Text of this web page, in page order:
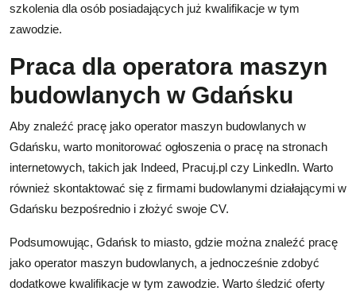
szkolenia dla osób posiadających już kwalifikacje w tym
zawodzie.
Praca dla operatora maszyn
budowlanych w Gdańsku
Aby znaleźć pracę jako operator maszyn budowlanych w
Gdańsku, warto monitorować ogłoszenia o pracę na stronach
internetowych, takich jak Indeed, Pracuj.pl czy LinkedIn. Warto
również skontaktować się z firmami budowlanymi działającymi w
Gdańsku bezpośrednio i złożyć swoje CV.
Podsumowując, Gdańsk to miasto, gdzie można znaleźć pracę
jako operator maszyn budowlanych, a jednocześnie zdobyć
dodatkowe kwalifikacje w tym zawodzie. Warto śledzić oferty